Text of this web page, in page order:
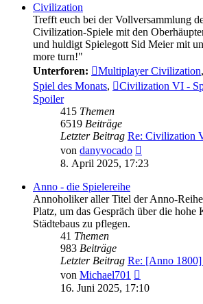
Civilization
Trefft euch bei der Vollversammlung
Civilization-Spiele mit den
und huldigt Spielegott Sid Meier mit
more turn!"
Unterforen:
Multiplayer Civilization,
Spiel des Monats,
Civilization VI -
Spoiler
415 Themen
6519 Beiträge
Letzter Beitrag Re: Civilization
von danyvocado
Beitrag
8. April 2025, 17:23
Anno - die Spielereihe
Annoholiker aller Titel der Anno-
Platz, um das Gespräch über die hohe
Städtebaus zu pflegen.
41 Themen
983 Beiträge
Letzter Beitrag Re: [Anno
von Michael701
Beitrag
16. Juni 2025, 17:10